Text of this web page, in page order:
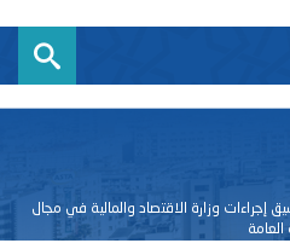
إجراءات وزارة الاقتصاد والمالية في مجال
العامة